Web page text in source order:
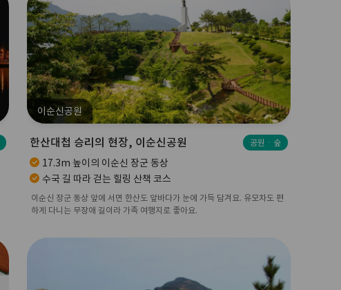
이순신공원
한산대첩 승리의 현장, 이순신공원 공원ㆍ숲
17.3m 높이의 이순신 장군 동상
수국 길 따라 걷는 힐링 산책 코스
이순신 장군 동상 앞에 서면 한산도 앞바다가 눈에 가득 담겨요. 유모차도 편
하게 다니는 무장애 길이라 가족 여행지로 좋아요.